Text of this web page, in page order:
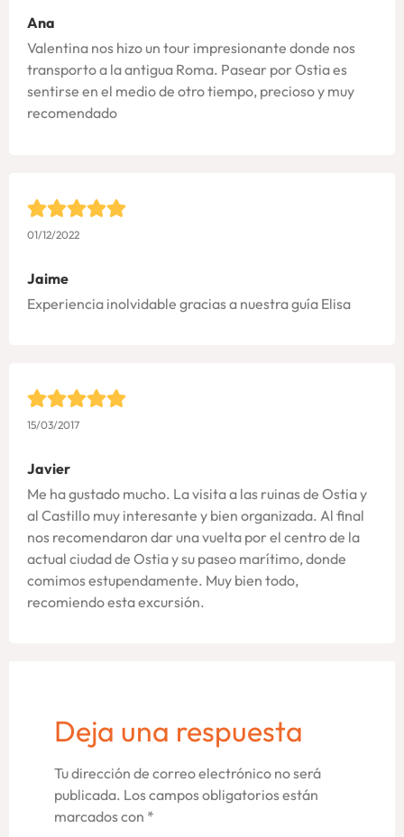
Ana
Valentina nos hizo un tour impresionante donde nos
transporto a la antigua Roma. Pasear por Ostia es
sentirse en el medio de otro tiempo, precioso y muy
recomendado
01/12/2022
Jaime
Experiencia inolvidable gracias a nuestra guía Elisa
15/03/2017
Javier
Me ha gustado mucho. La visita a las ruinas de Ostia y
al Castillo muy interesante y bien organizada. Al final
nos recomendaron dar una vuelta por el centro de la
actual ciudad de Ostia y su paseo marítimo, donde
comimos estupendamente. Muy bien todo,
recomiendo esta excursión.
Deja una respuesta
Tu dirección de correo electrónico no será
publicada. Los campos obligatorios están
marcados con *